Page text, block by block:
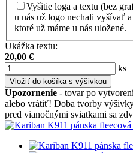
Vyšitie loga a textu (bez
u nás už logo nechali vyšívať
ktoré už máme u nás uložené.
Ukážka textu:
20,00 €
ks
Vložiť do košíka s výšivkou
Upozornenie - tovar po
alebo vrátiť! Doba tvorby
pred vianočnými sviatkami sa